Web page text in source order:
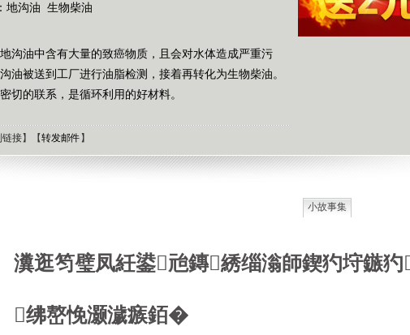
地沟油 生物柴油
沟油中含有大量的致癌物质，且会对水体造成严重污
油被送到工厂进行油脂检测，接着再转化为生物柴油。
切的联系，是循环利用的好材料。
链接】【转发邮件 】
瀵逛笉璧凤紝鍙兘鏄綉缁滃師鍥犳垨鏃犳
绋嶅悗灏濊瘯銆�
小故事集
德国牧羊犬和草原狼
选择牧羊犬和狼交配